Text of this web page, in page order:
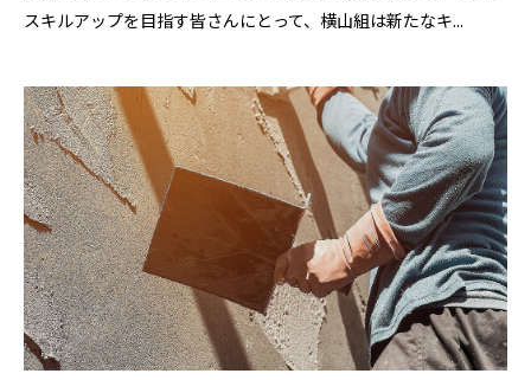
スキルアップを目指す皆さんにとって、横山組は新たなキ...